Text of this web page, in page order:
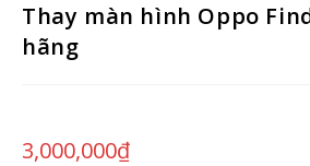
Thay màn hình Oppo
hãng
3,000,000₫